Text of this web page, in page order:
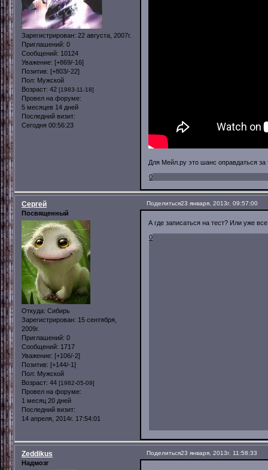
Зарегистрирован: 22 августа, 2007г.
Приглашений: 0
Сообщений: 10124
Уважение: [+869/-16]
Позитив: [+803/-22]
Пол: Мужской
Возраст: 42 [1983-11-18]
Провел на форуме:
5 месяцев 14 дней
Последний визит:
Сегодня 00:56:23
Для Мейл.ру это шанс оправдаться
0
Поделиться23 января, 2013г. 09:57:00
Сергей
Посвященный
Откуда: Сибирь
Зарегистрирован: 15 сентября,
2009г.
Приглашений: 0
Сообщений: 1717
Уважение: [+106/-2]
Позитив: [+144/-1]
Пол: Мужской
Возраст: 44 [1982-05-09]
Провел на форуме:
1 месяц 20 дней
Последний визит:
14 апреля, 2014г. 17:54:01
А где записаться на тест? Или уже
0
Поделиться23 января, 2013г. 11:58:33
Zeddikus
Надмозг